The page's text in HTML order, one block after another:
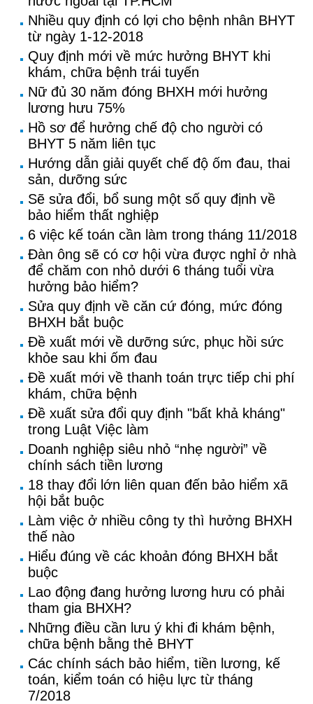
Nhiều quy định có lợi cho bệnh nhân BHYT
từ ngày 1-12-2018
Quy định mới về mức hưởng BHYT khi
khám, chữa bệnh trái tuyến
Nữ đủ 30 năm đóng BHXH mới hưởng
lương hưu 75%
Hồ sơ để hưởng chế độ cho người có
BHYT 5 năm liên tục
Hướng dẫn giải quyết chế độ ốm đau, thai
sản, dưỡng sức
Sẽ sửa đổi, bổ sung một số quy định về
bảo hiểm thất nghiệp
6 việc kế toán cần làm trong tháng 11/2018
Đàn ông sẽ có cơ hội vừa được nghỉ ở nhà
để chăm con nhỏ dưới 6 tháng tuổi vừa
hưởng bảo hiểm?
Sửa quy định về căn cứ đóng, mức đóng
BHXH bắt buộc
Đề xuất mới về dưỡng sức, phục hồi sức
khỏe sau khi ốm đau
Đề xuất mới về thanh toán trực tiếp chi phí
khám, chữa bệnh
Đề xuất sửa đổi quy định "bất khả kháng"
trong Luật Việc làm
Doanh nghiệp siêu nhỏ “nhẹ người” về
chính sách tiền lương
18 thay đổi lớn liên quan đến bảo hiểm xã
hội bắt buộc
Làm việc ở nhiều công ty thì hưởng BHXH
thế nào
Hiểu đúng về các khoản đóng BHXH bắt
buộc
Lao động đang hưởng lương hưu có phải
tham gia BHXH?
Những điều cần lưu ý khi đi khám bệnh,
chữa bệnh bằng thẻ BHYT
Các chính sách bảo hiểm, tiền lương, kế
toán, kiểm toán có hiệu lực từ tháng
7/2018